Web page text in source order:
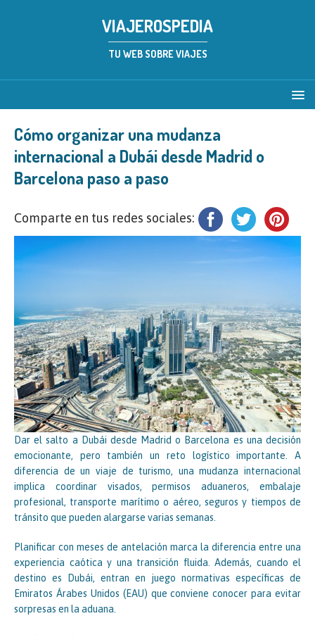
VIAJEROSPEDIA
TU WEB SOBRE VIAJES
Cómo organizar una mudanza
internacional a Dubái desde Madrid o
Barcelona paso a paso
Comparte en tus redes sociales:
Dar el salto a Dubái desde Madrid o Barcelona es una decisión
emocionante, pero también un reto logístico importante. A
diferencia de un viaje de turismo, una mudanza internacional
implica coordinar visados, permisos aduaneros, embalaje
profesional, transporte marítimo o aéreo, seguros y tiempos de
tránsito que pueden alargarse varias semanas.
Planificar con meses de antelación marca la diferencia entre una
experiencia caótica y una transición fluida. Además, cuando el
destino es Dubái, entran en juego normativas específicas de
Emiratos Árabes Unidos (EAU) que conviene conocer para evitar
sorpresas en la aduana.